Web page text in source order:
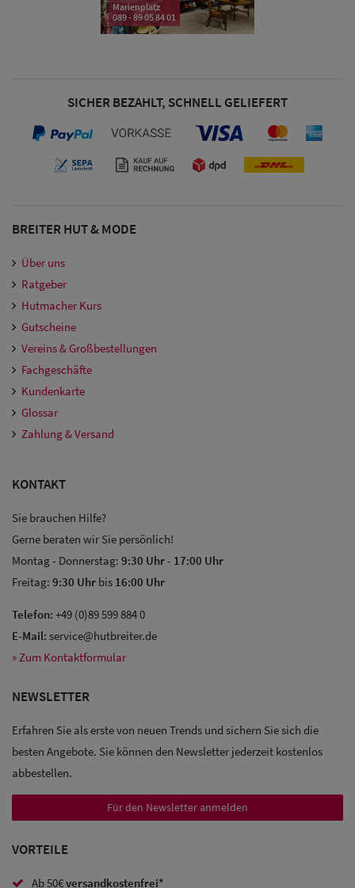
Sale: Caps
Sale:
Baseball
Sale: Army
Caps
Trucker
Marienplatz
089 - 89 05 84 01
SICHER BEZAHLT, SCHNELL GELIEFERT
BREITER HUT & MODE
Über uns
Ratgeber
Hutmacher Kurs
Gutscheine
Vereins & Großbestellungen
Fachgeschäfte
Kundenkarte
Glossar
Zahlung & Versand
KONTAKT
Sie brauchen Hilfe?
Gerne beraten wir Sie persönlich!
Montag - Donnerstag: 9:30 Uhr- 17:00 Uhr
Freitag: 9:30 Uhr bis 16:00 Uhr
Telefon: +49 (0)89 599 884 0
E-Mail: service@hutbreiter.de
» Zum Kontaktformular
NEWSLETTER
Erfahren Sie als erste von neuen Trends und sichern Sie sich die
besten Angebote. Sie können den Newsletter jederzeit kostenlos
abbestellen.
Für den Newsletter anmelden
VORTEILE
Ab 50€versandkostenfrei*